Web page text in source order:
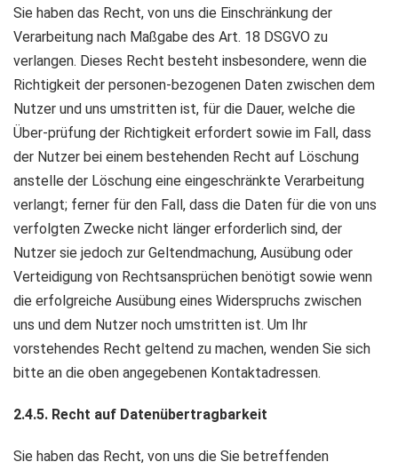
Sie haben das Recht, von uns die Einschränkung der
Verarbeitung nach Maßgabe des Art. 18 DSGVO zu
verlangen. Dieses Recht besteht insbesondere, wenn die
Richtigkeit der personen-bezogenen Daten zwischen dem
Nutzer und uns umstritten ist, für die Dauer, welche die
Über-prüfung der Richtigkeit erfordert sowie im Fall, dass
der Nutzer bei einem bestehenden Recht auf Löschung
anstelle der Löschung eine eingeschränkte Verarbeitung
verlangt; ferner für den Fall, dass die Daten für die von uns
verfolgten Zwecke nicht länger erforderlich sind, der
Nutzer sie jedoch zur Geltendmachung, Ausübung oder
Verteidigung von Rechtsansprüchen benötigt sowie wenn
die erfolgreiche Ausübung eines Widerspruchs zwischen
uns und dem Nutzer noch umstritten ist. Um Ihr
vorstehendes Recht geltend zu machen, wenden Sie sich
bitte an die oben angegebenen Kontaktadressen.
2.4.5. Recht auf Datenübertragbarkeit
Sie haben das Recht, von uns die Sie betreffenden